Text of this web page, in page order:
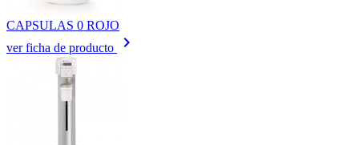
CAPSULAS 0 ROJO
ver ficha de producto
keyboard_arrow_right